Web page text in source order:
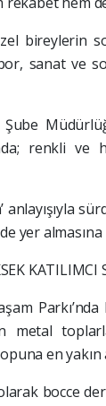
bireylerin
sanat ve
Şube
renkli ve
anlayışıyla
yer almasına
KATILIMCI
metal
en yakın
bocce